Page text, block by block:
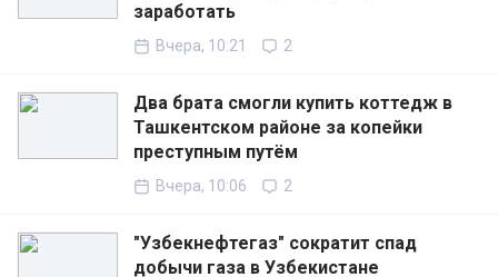
заработать
Вчера, 10:21 2
Два брата смогли купить коттедж в
Ташкентском районе за копейки
преступным путём
Вчера, 10:06 2
"Узбекнефтегаз" сократит спад
добычи газа в Узбекистане